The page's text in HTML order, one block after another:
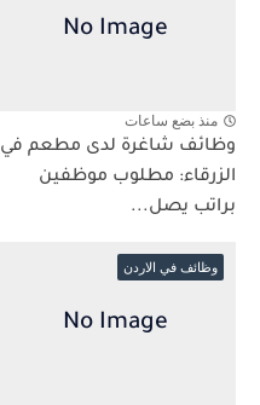
منذ بضع ساعات
وظائف شاغرة لدى مطعم في
الزرقاء: مطلوب موظفين
براتب يصل...
وظائف في الاردن